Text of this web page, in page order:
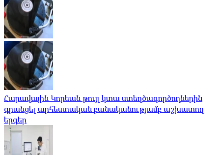
Հարավային Կորեան թույլ կտա ստեղծագործողներին
գրանցել արհեստական ​​բանականությամբ աշխատող
երգեր